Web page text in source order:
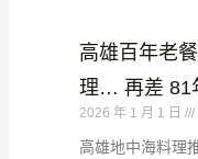
高雄百年老
理… 再差 81
2026 年 1 月 1 日
高雄地中海料理